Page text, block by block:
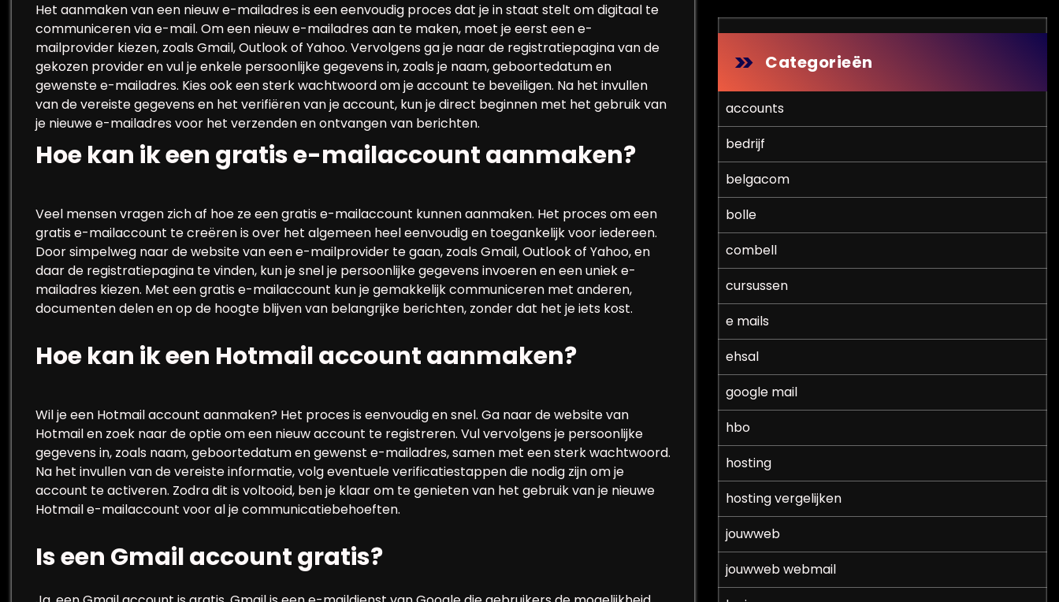
Het aanmaken van een nieuw e-mailadres is een eenvoudig proces dat je in staat stelt om digitaal te
communiceren via e-mail. Om een nieuw e-mailadres aan te maken, moet je eerst een e-
mailprovider kiezen, zoals Gmail, Outlook of Yahoo. Vervolgens ga je naar de registratiepagina van de
gekozen provider en vul je enkele persoonlijke gegevens in, zoals je naam, geboortedatum en
gewenste e-mailadres. Kies ook een sterk wachtwoord om je account te beveiligen. Na het invullen
van de vereiste gegevens en het verifiëren van je account, kun je direct beginnen met het gebruik van
je nieuwe e-mailadres voor het verzenden en ontvangen van berichten.
Hoe kan ik een gratis e-mailaccount aanmaken?
Veel mensen vragen zich af hoe ze een gratis e-mailaccount kunnen aanmaken. Het proces om een
gratis e-mailaccount te creëren is over het algemeen heel eenvoudig en toegankelijk voor iedereen.
Door simpelweg naar de website van een e-mailprovider te gaan, zoals Gmail, Outlook of Yahoo, en
daar de registratiepagina te vinden, kun je snel je persoonlijke gegevens invoeren en een uniek e-
mailadres kiezen. Met een gratis e-mailaccount kun je gemakkelijk communiceren met anderen,
documenten delen en op de hoogte blijven van belangrijke berichten, zonder dat het je iets kost.
Hoe kan ik een Hotmail account aanmaken?
Wil je een Hotmail account aanmaken? Het proces is eenvoudig en snel. Ga naar de website van
Hotmail en zoek naar de optie om een nieuw account te registreren. Vul vervolgens je persoonlijke
gegevens in, zoals naam, geboortedatum en gewenst e-mailadres, samen met een sterk wachtwoord.
Na het invullen van de vereiste informatie, volg eventuele verificatiestappen die nodig zijn om je
account te activeren. Zodra dit is voltooid, ben je klaar om te genieten van het gebruik van je nieuwe
Hotmail e-mailaccount voor al je communicatiebehoeften.
Is een Gmail account gratis?
Categorieën
accounts
bedrijf
belgacom
bolle
combell
cursussen
e mails
ehsal
google mail
hbo
hosting
hosting vergelijken
jouwweb
jouwweb webmail